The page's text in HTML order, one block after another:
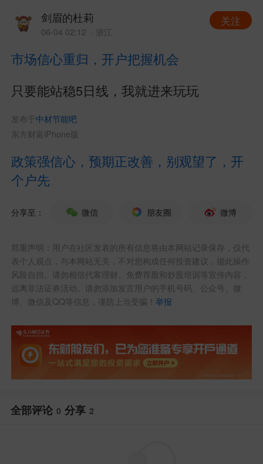
剑眉的杜莉
06-04 02:12 · 浙江
关注
市场信心重归，开户把握机会
只要能站稳5日线，我就进来玩玩
发布于 中材节能吧
东方财富iPhone版
政策强信心，预期正改善，别观望了，开
个户先
分享至： 微信 朋友圈 微博
郑重声明：用户在社区发表的所有信息将由本网站记录保存，仅代
表个人观点，与本网站无关，不对您构成任何投资建议，据此操作
风险自担。请勿相信代客理财、免费荐股和炒股培训等宣传内容，
远离非法证券活动。请勿添加发言用户的手机号码、公众号、微
博、微信及QQ等信息，谨防上当受骗！举报
全部评论 0 分享 2